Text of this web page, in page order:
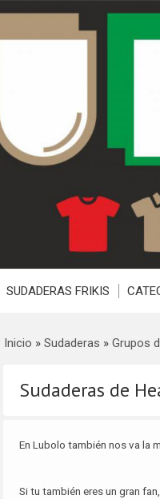
SUDADERAS FRIKIS
Inicio » Sudaderas » Grupos
Sudaderas de
En Lubolo también nos va la
Si tu también eres un gran